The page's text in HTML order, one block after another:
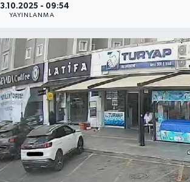
- 09:54
YAYINLANMA